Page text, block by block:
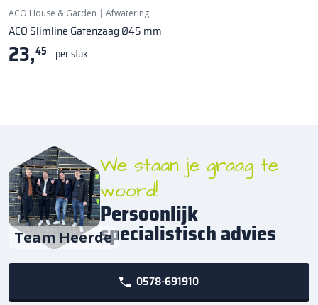
ACO House & Garden | Afwatering
ACO Slimline Gatenzaag Ø45 mm
23,45 per stuk
Team Heerde
We staan je graag te
woord!
Persoonlijk
specialistisch advies
0578-691910